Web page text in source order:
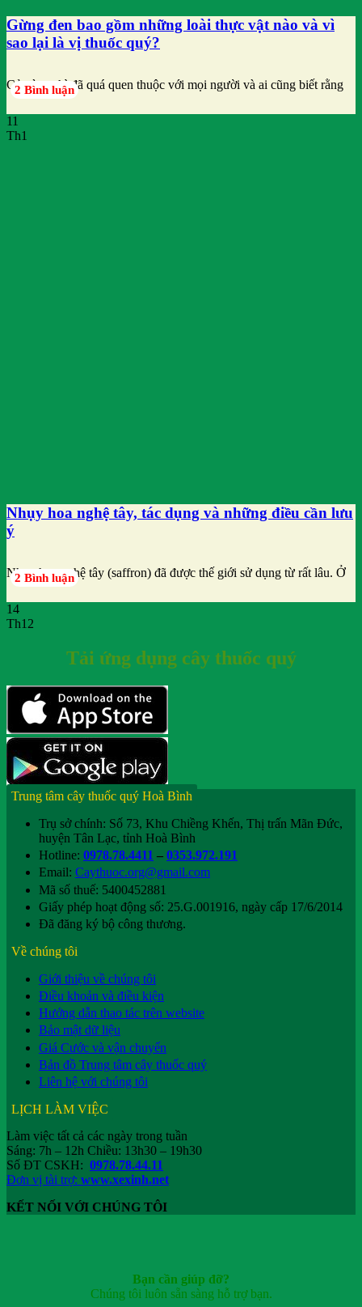
Gừng đen bao gồm những loài thực vật nào và vì
sao lại là vị thuốc quý?
Củ gừng thì đã quá quen thuộc với mọi người và ai cũng biết rằng
2 Bình luận
11
Th1
Nhụy hoa nghệ tây, tác dụng và những điều cần lưu
ý
Nhụy hoa nghệ tây (saffron) đã được thế giới sử dụng từ rất lâu. Ở
2 Bình luận
14
Th12
Tải ứng dụng cây thuốc quý
Trung tâm cây thuốc quý Hoà Bình
Trụ sở chính: Số 73, Khu Chiềng Khến, Thị trấn Mãn Đức,
huyện Tân Lạc, tỉnh Hoà Bình
Hotline: 0978.78.4411 – 0353.972.191
Email: Caythuoc.org@gmail.com
Mã số thuế: 5400452881
Giấy phép hoạt động số: 25.G.001916, ngày cấp 17/6/2014
Đã đăng ký bộ công thương.
Về chúng tôi
Giới thiệu về chúng tôi
Điều khoản và điều kiện
Hướng dẫn thao tác trên website
Bảo mật dữ liệu
Giá Cước và vận chuyển
Bản đồ Trung tâm cây thuốc quý
Liên hệ với chúng tôi
LỊCH LÀM VIỆC
Làm việc tất cả các ngày trong tuần
Sáng: 7h – 12h Chiều: 13h30 – 19h30
Số ĐT CSKH: 0978.78.44.11
Đơn vị tài trợ: www.xexinh.net
KẾT NỐI VỚI CHÚNG TÔI
Bạn cần giúp đỡ?
Chúng tôi luôn sẵn sàng hỗ trợ bạn.